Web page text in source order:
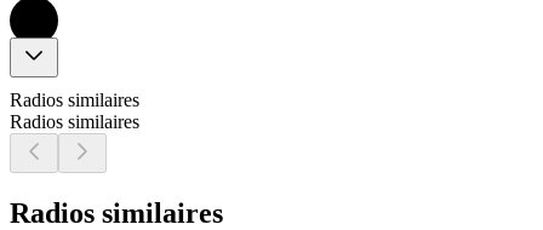
Radios similaires
Radios similaires
Radios similaires